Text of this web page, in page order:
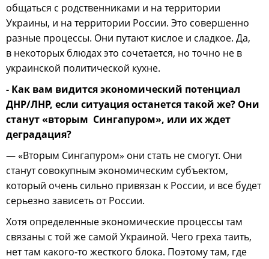
общаться с родственниками и на территории
Украины, и на территории России. Это совершенно
разные процессы. Они путают кислое и сладкое. Да,
в некоторых блюдах это сочетается, но точно не в
украинской политической кухне.
- Как вам видится экономический потенциал
ДНР/ЛНР, если ситуация останется такой же? Они
станут «вторым Сингапуром», или их ждет
деградация?
— «Вторым Сингапуром» они стать не смогут. Они
станут совокупным экономическим субъектом,
который очень сильно привязан к России, и все будет
серьезно зависеть от России.
Хотя определенные экономические процессы там
связаны с той же самой Украиной. Чего греха таить,
нет там какого-то жесткого блока. Поэтому там, где